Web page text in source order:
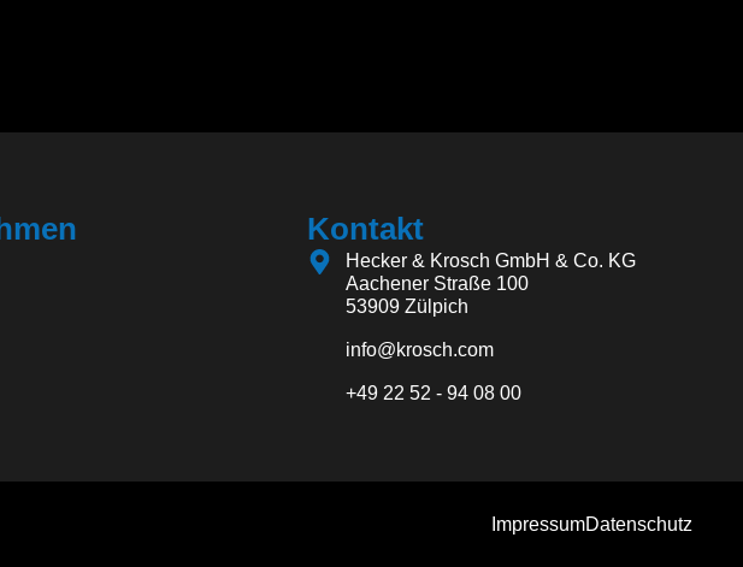
Kontakt
Hecker & Krosch GmbH & Co. KG
Aachener Straße 100
53909 Zülpich
info@krosch.com
+49 22 52 - 94 08 00
ImpressumDatenschutz